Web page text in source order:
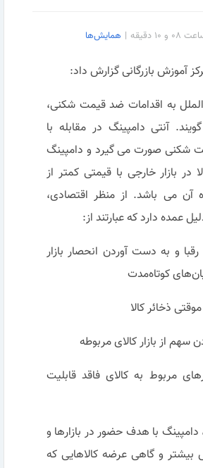
| همایش‌ها
آموزش بازرگانی گزارش داد:
به اقدامات ضد قیمت شکنی،
آنتی دامپینگ در مقابله با
شکنی صورت می گیرد و دامپینگ
در بازار خارجی با قیمتی کمتر از
آن می باشد. از منظر اقتصادی،
عمده دارد که عبارتند از:
و به دست آوردن انحصار بازار
کوتاه‌مدت
مربوط به کالای فاقد قابلیت
دامپینگ با هدف حضور در بازارها و
بیشتر و گاهی عرضه کالاهایی که